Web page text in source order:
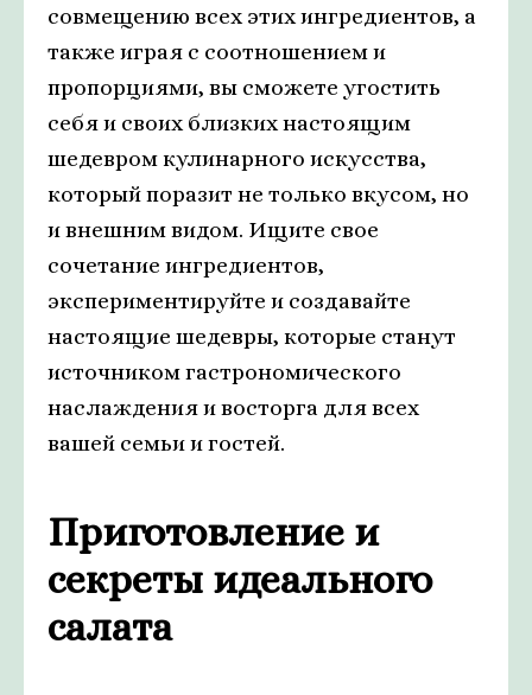
совмещению всех этих ингредиентов, а
также играя с соотношением и
пропорциями, вы сможете угостить
себя и своих близких настоящим
шедевром кулинарного искусства,
который поразит не только вкусом, но
и внешним видом. Ищите свое
сочетание ингредиентов,
экспериментируйте и создавайте
настоящие шедевры, которые станут
источником гастрономического
наслаждения и восторга для всех
вашей семьи и гостей.
Приготовление и
секреты идеального
салата